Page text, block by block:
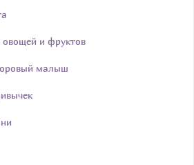
овощей и фруктов
малыш